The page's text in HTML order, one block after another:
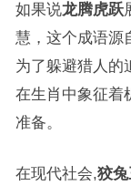
如果说龙腾虎跃
慧，这个成语源
为了躲避猎人的
在生肖中象征着
准备。
在现代社会,狡